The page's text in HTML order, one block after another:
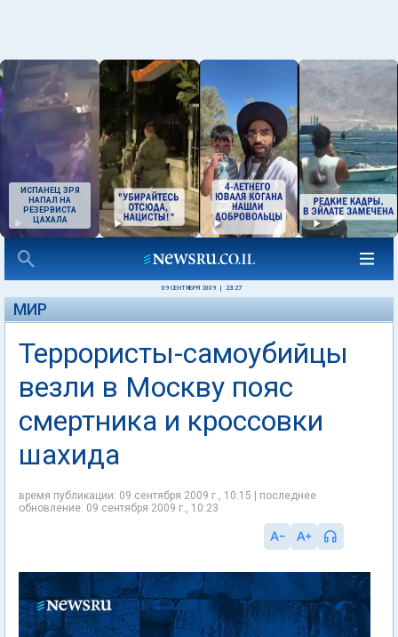
ИСПАНЕЦ ЗРЯ
НАПАЛ НА
РЕЗЕРВИСТА
ЦАХАЛА
09 СЕНТЯБРЯ 2009 23:27
МИР
Террористы-самоубийцы
везли в Москву пояс
смертника и кроссовки
шахида
время публикации: 09 сентября 2009 г., 10:15 | последнее
обновление: 09 сентября 2009 г., 10:23